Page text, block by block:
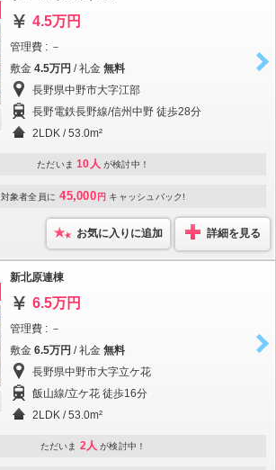
4.5万円
管理費 : －
敷金 4.5万円 / 礼金 無料
長野県中野市大字江部
長野電鉄長野線/信州中野 徒歩28分
2LDK / 53.0m²
ただいま 10人 が検討中！
対象者全員に 45,000 円 キャッシュバック!
お気に入りに追加 詳細を見る
新北原連棟
6.5万円
管理費 : －
敷金 6.5万円 / 礼金 無料
長野県中野市大字立ケ花
飯山線/立ケ花 徒歩16分
2LDK / 53.0m²
ただいま 2人 が検討中！